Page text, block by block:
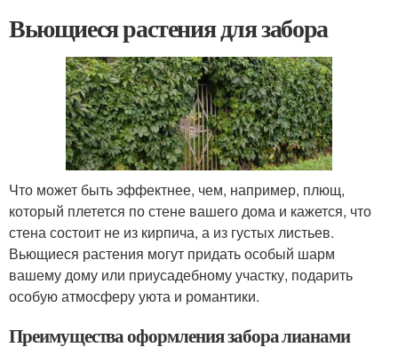
Вьющиеся растения для забора
Что может быть эффектнее, чем, например, плющ,
который плетется по стене вашего дома и кажется, что
стена состоит не из кирпича, а из густых листьев.
Вьющиеся растения могут придать особый шарм
вашему дому или приусадебному участку, подарить
особую атмосферу уюта и романтики.
Преимущества оформления забора лианами